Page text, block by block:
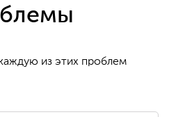
из этих проблем